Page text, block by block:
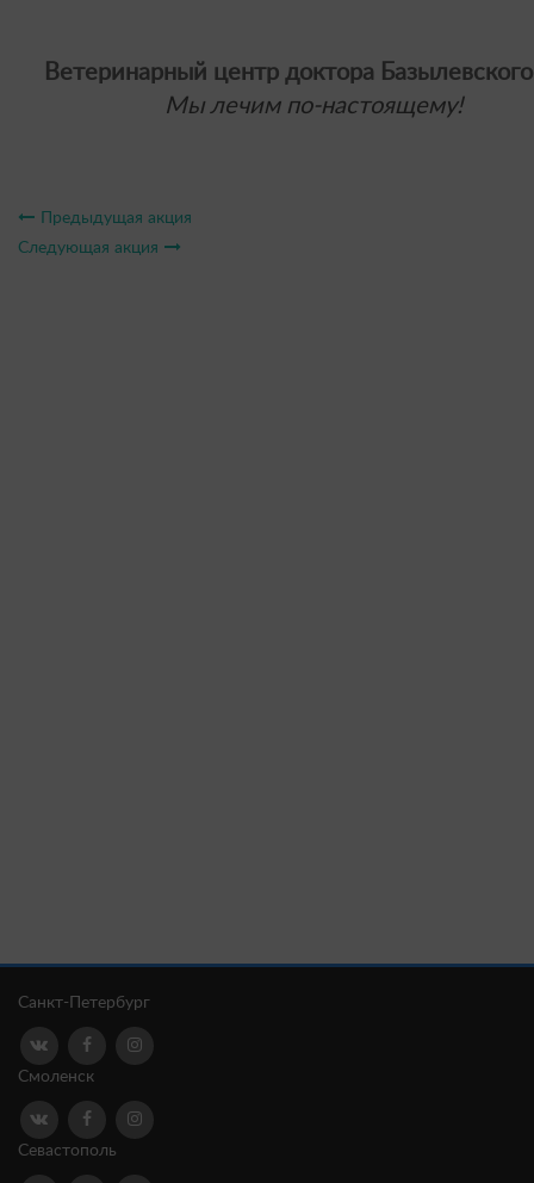
Ветеринарный центр доктора
Мы лечим по-настоящему!
Предыдущая акция
Следующая акция
Санкт-Петербург
Смоленск
Севастополь